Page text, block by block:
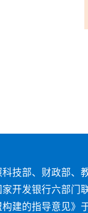
技部、财政部、
开发银行六部门
建的指导意见》